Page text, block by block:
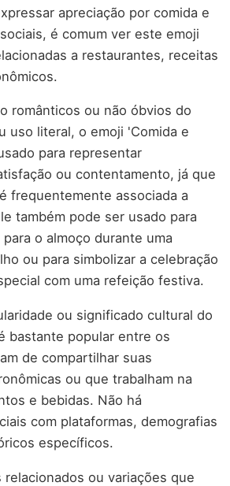
apreciação por comida e
é comum ver este emoji
a restaurantes, receitas
românticos ou não óbvios do
uso literal, o emoji 'Comida e
para representar
ou contentamento, já que
frequentemente associada a
também pode ser usado para
o almoço durante uma
ou para simbolizar a celebração
com uma refeição festiva.
ou significado cultural do
bastante popular entre os
de compartilhar suas
ou que trabalham na
e bebidas. Não há
com plataformas, demografias
específicos.
relacionados ou variações que